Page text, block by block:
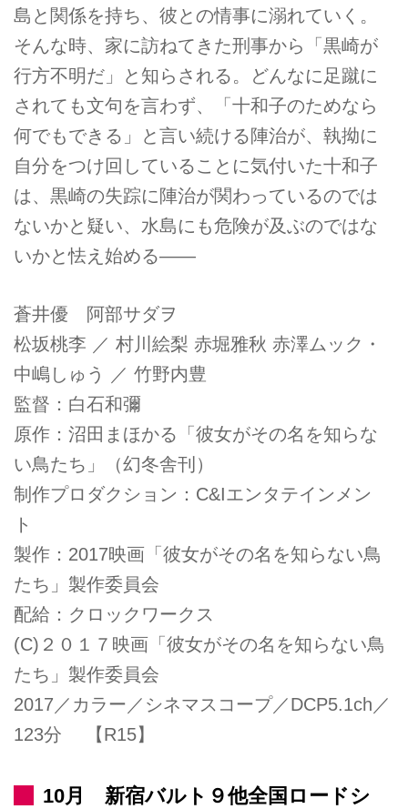
島と関係を持ち、彼との情事に溺れていく。
そんな時、家に訪ねてきた刑事から「黒崎が
行方不明だ」と知らされる。どんなに足蹴に
されても文句を言わず、「十和子のためなら
何でもできる」と言い続ける陣治が、執拗に
自分をつけ回していることに気付いた十和子
は、黒崎の失踪に陣治が関わっているのでは
ないかと疑い、水島にも危険が及ぶのではな
いかと怯え始める――
蒼井優 阿部サダヲ
松坂桃李 ／ 村川絵梨 赤堀雅秋 赤澤ムック・
中嶋しゅう ／ 竹野内豊
監督：白石和彌
原作：沼田まほかる「彼女がその名を知らな
い鳥たち」（幻冬舎刊）
制作プロダクション：C&Iエンタテインメン
ト
製作：2017映画「彼女がその名を知らない鳥
たち」製作委員会
配給：クロックワークス
(C)２０１７映画「彼女がその名を知らない鳥
たち」製作委員会
2017／カラー／シネマスコープ／DCP5.1ch／
123分 【R15】
10月 新宿バルト９他全国ロードシ